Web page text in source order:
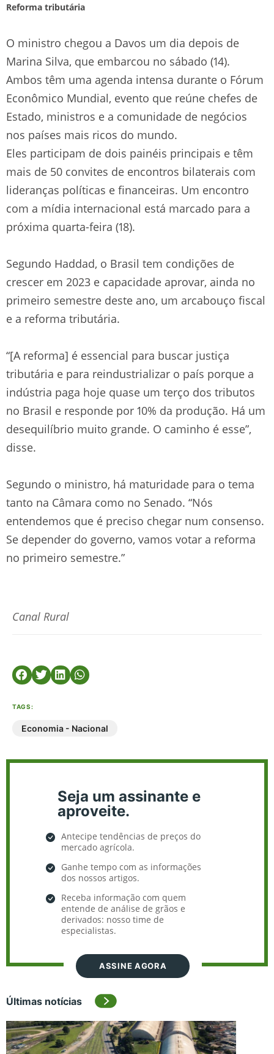
Reforma tributária
O ministro chegou a Davos um dia depois de
Marina Silva, que embarcou no sábado (14).
Ambos têm uma agenda intensa durante o Fórum
Econômico Mundial, evento que reúne chefes de
Estado, ministros e a comunidade de negócios
nos países mais ricos do mundo.
Eles participam de dois painéis principais e têm
mais de 50 convites de encontros bilaterais com
lideranças políticas e financeiras. Um encontro
com a mídia internacional está marcado para a
próxima quarta-feira (18).
Segundo Haddad, o Brasil tem condições de
crescer em 2023 e capacidade aprovar, ainda no
primeiro semestre deste ano, um arcabouço fiscal
e a reforma tributária.
“[A reforma] é essencial para buscar justiça
tributária e para reindustrializar o país porque a
indústria paga hoje quase um terço dos tributos
no Brasil e responde por 10% da produção. Há um
desequilíbrio muito grande. O caminho é esse”,
disse.
Segundo o ministro, há maturidade para o tema
tanto na Câmara como no Senado. “Nós
entendemos que é preciso chegar num consenso.
Se depender do governo, vamos votar a reforma
no primeiro semestre.”
Canal Rural
TAGS:
Economia - Nacional
Seja um assinante e
aproveite.
Antecipe tendências de preços do
mercado agrícola.
Ganhe tempo com as informações
dos nossos artigos.
Receba informação com quem
entende de análise de grãos e
derivados: nosso time de
especialistas.
ASSINE AGORA
Últimas notícias